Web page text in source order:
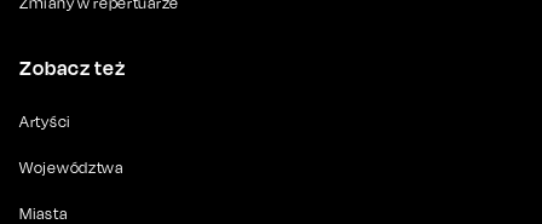
Zobacz też
Artyści
Województwa
Miasta